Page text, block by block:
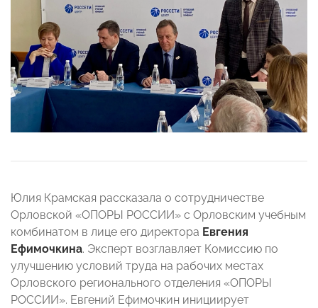
Юлия Крамская рассказала о сотрудничестве
Орловской «ОПОРЫ РОССИИ» с Орловским учебным
комбинатом в лице его директора Евгения
Ефимочкина. Эксперт возглавляет Комиссию по
улучшению условий труда на рабочих местах
Орловского регионального отделения «ОПОРЫ
РОССИИ». Евгений Ефимочкин инициирует